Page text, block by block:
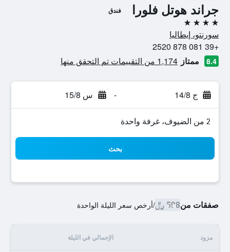
جراند هوتل فلورا فندق
4 نجوم
سورنتو، إيطاليا
+39 081 878 2520
8.4 ممتاز 1,174 من التقييمات تم التحقق منها
ج 14/8 - س 15/8
2 من الضيوف، غرفة واحدة
بحث
صفقات من598 ﷼ /أرخص سعر الليلة الواحدة
مزود الإجمالي في الليلة